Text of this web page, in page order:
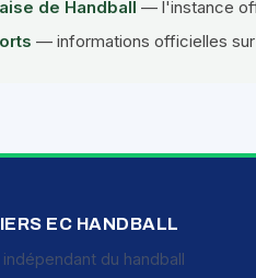
de Handball — l'instance
— informations officielles
EC HANDBALL
indépendant du handball